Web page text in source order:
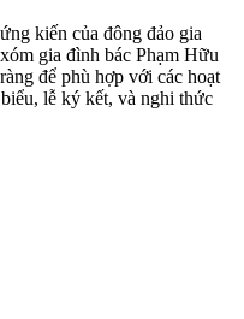
kiến của đông đảo gia
gia đình bác Phạm Hữu
để phù hợp với các hoạt
lễ ký kết, và nghi thức